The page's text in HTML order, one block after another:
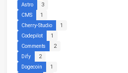
Astro
3
CMS
1
Cherry-Studio
1
Codepilot
1
Comments
2
Dify
2
Dogecoin
1